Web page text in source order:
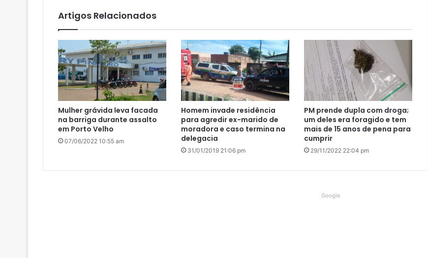
Artigos Relacionados
Mulher grávida leva facada
na barriga durante assalto
em Porto Velho
07/06/2022 10:55 am
Homem invade residência
para agredir ex-marido de
moradora e caso termina na
delegacia
31/01/2019 21:06 pm
PM prende dupla com droga;
um deles era foragido e tem
mais de 15 anos de pena para
cumprir
29/11/2022 22:04 pm
Google